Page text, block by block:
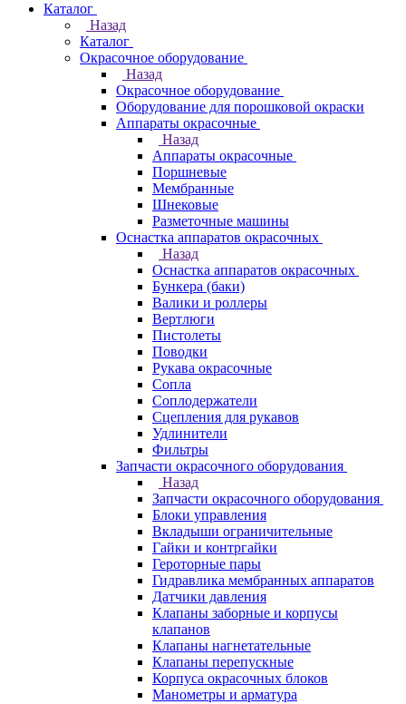
Каталог
Назад
Каталог
Окрасочное оборудование
Назад
Окрасочное оборудование
Оборудование для порошковой окраски
Аппараты окрасочные
Назад
Аппараты окрасочные
Поршневые
Мембранные
Шнековые
Разметочные машины
Оснастка аппаратов окрасочных
Назад
Оснастка аппаратов окрасочных
Бункера (баки)
Валики и роллеры
Вертлюги
Пистолеты
Поводки
Рукава окрасочные
Сопла
Соплодержатели
Сцепления для рукавов
Удлинители
Фильтры
Запчасти окрасочного оборудования
Назад
Запчасти окрасочного оборудования
Блоки управления
Вкладыши ограничительные
Гайки и контргайки
Героторные пары
Гидравлика мембранных аппаратов
Датчики давления
Клапаны заборные и корпусы
клапанов
Клапаны нагнетательные
Клапаны перепускные
Корпуса окрасочных блоков
Манометры и арматура